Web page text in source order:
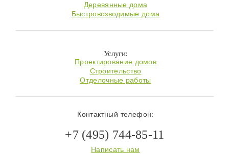
Деревянные дома
Быстровозводимые дома
Услуги:
Проектирование домов
Строительство
Отделочные работы
Контактный телефон:
+7 (495) 744-85-11
Написать нам